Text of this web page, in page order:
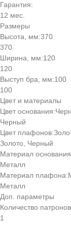
Гарантия:
12 мес.
Размеры
Высота, мм:370
370
Ширина, мм:120
120
Выступ бра, мм:100
100
Цвет и материалы
Цвет основания:
Черный
Цвет плафонов:
Золото, Черный
Материал
Металл
Материал плафона:
Металл
Доп. параметры
Количество
1